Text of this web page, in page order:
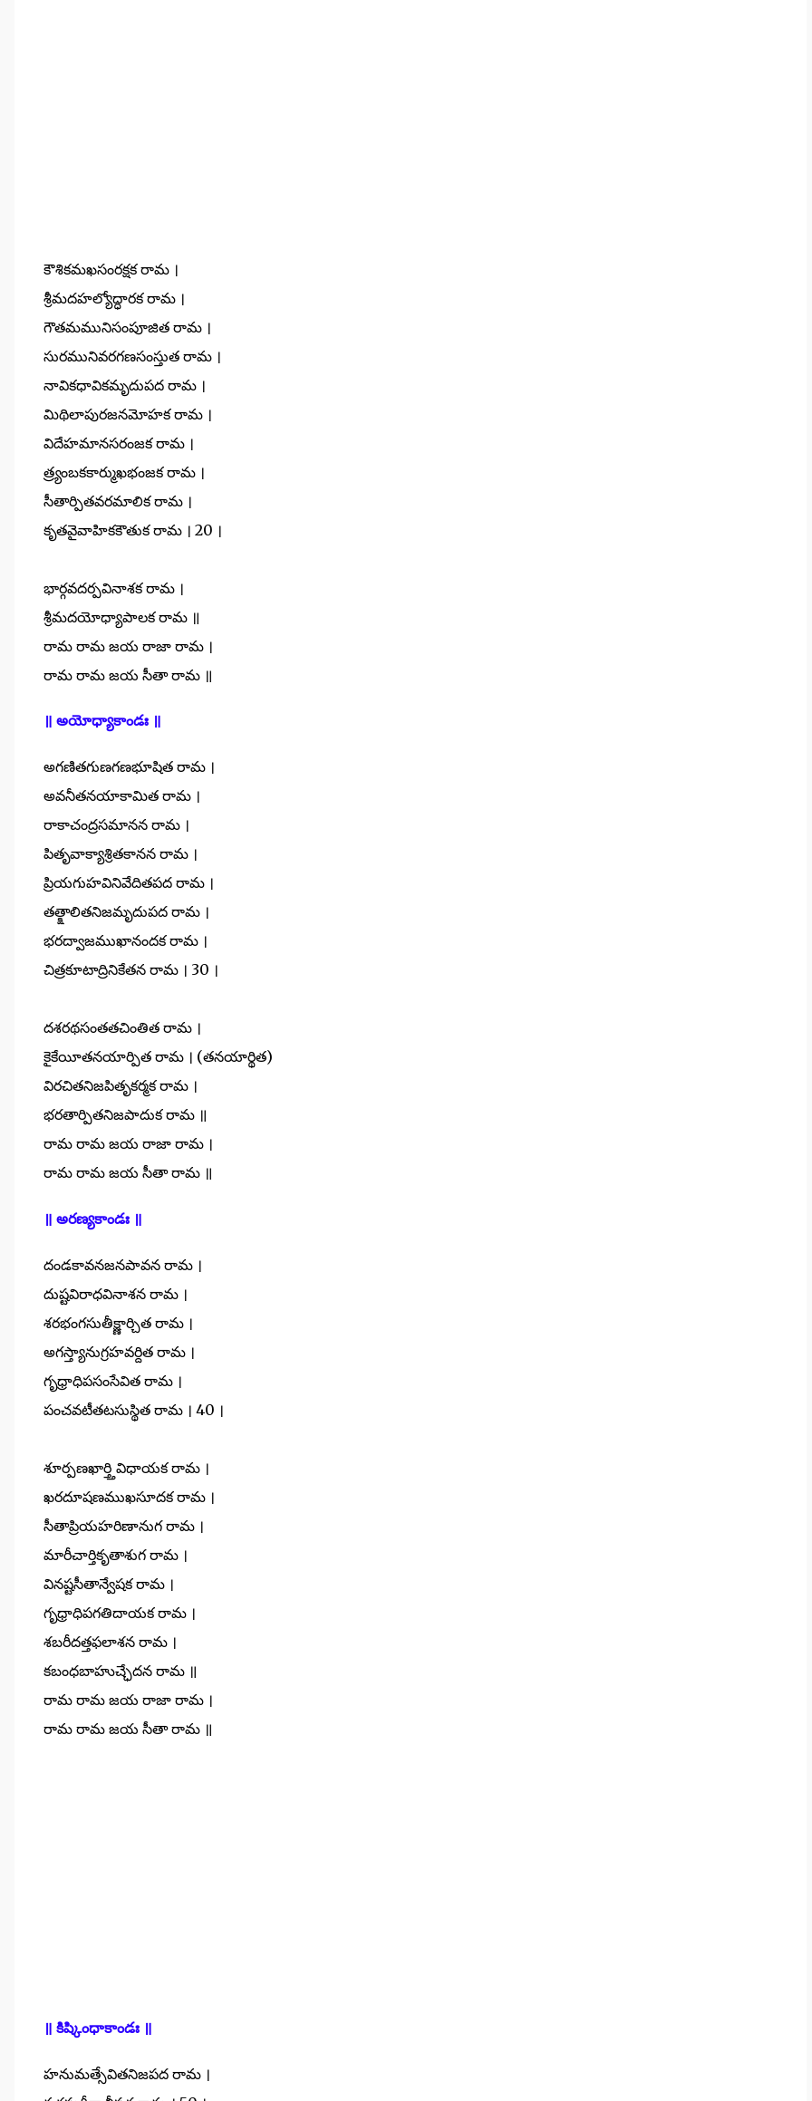
కౌశికమఖసంరక్షక రామ ।
శ్రీమదహల్యోద్ధారక రామ ।
గౌతమమునిసంపూజిత రామ ।
సురమునివరగణసంస్తుత రామ ।
నావికధావికమృదుపద రామ ।
మిథిలాపురజనమోహక రామ ।
విదేహమానసరంజక రామ ।
త్ర్యంబకకార్ముఖభంజక రామ ।
సీతార్పితవరమాలిక రామ ।
కృతవైవాహికకౌతుక రామ । 20 ।
భార్గవదర్పవినాశక రామ ।
శ్రీమదయోధ్యాపాలక రామ ॥
రామ రామ జయ రాజా రామ ।
రామ రామ జయ సీతా రామ ॥
॥ అయోధ్యాకాండః ॥
అగణితగుణగణభూషిత రామ ।
అవనీతనయాకామిత రామ ।
రాకాచంద్రసమానన రామ ।
పితృవాక్యాశ్రితకానన రామ ।
ప్రియగుహవినివేదితపద రామ ।
తత్క్షాలితనిజమృదుపద రామ ।
భరద్వాజముఖానందక రామ ।
చిత్రకూటాద్రినికేతన రామ । 30 ।
దశరథసంతతచింతిత రామ ।
కైకేయీతనయార్పిత రామ । (తనయార్థిత)
విరచితనిజపితృకర్మక రామ ।
భరతార్పితనిజపాదుక రామ ॥
రామ రామ జయ రాజా రామ ।
రామ రామ జయ సీతా రామ ॥
॥ అరణ్యకాండః ॥
దండకావనజనపావన రామ ।
దుష్టవిరాధవినాశన రామ ।
శరభంగసుతీక్ష్ణార్చిత రామ ।
అగస్త్యానుగ్రహవర్దిత రామ ।
గృధ్రాధిపసంసేవిత రామ ।
పంచవటీతటసుస్థిత రామ । 40 ।
శూర్పణఖార్త్తివిధాయక రామ ।
ఖరదూషణముఖసూదక రామ ।
సీతాప్రియహరిణానుగ రామ ।
మారీచార్తికృతాశుగ రామ ।
వినష్టసీతాన్వేషక రామ ।
గృధ్రాధిపగతిదాయక రామ ।
శబరీదత్తఫలాశన రామ ।
కబంధబాహుచ్ఛేదన రామ ॥
రామ రామ జయ రాజా రామ ।
రామ రామ జయ సీతా రామ ॥
॥ కిష్కింధాకాండః ॥
హనుమత్సేవితనిజపద రామ ।